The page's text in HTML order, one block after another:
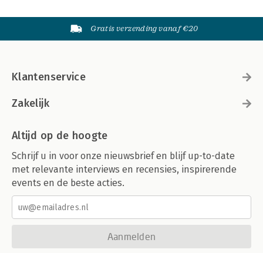
Gratis verzending vanaf €20
Klantenservice
Zakelijk
Altijd op de hoogte
Schrijf u in voor onze nieuwsbrief en blijf up-to-date
met relevante interviews en recensies, inspirerende
events en de beste acties.
Aanmelden